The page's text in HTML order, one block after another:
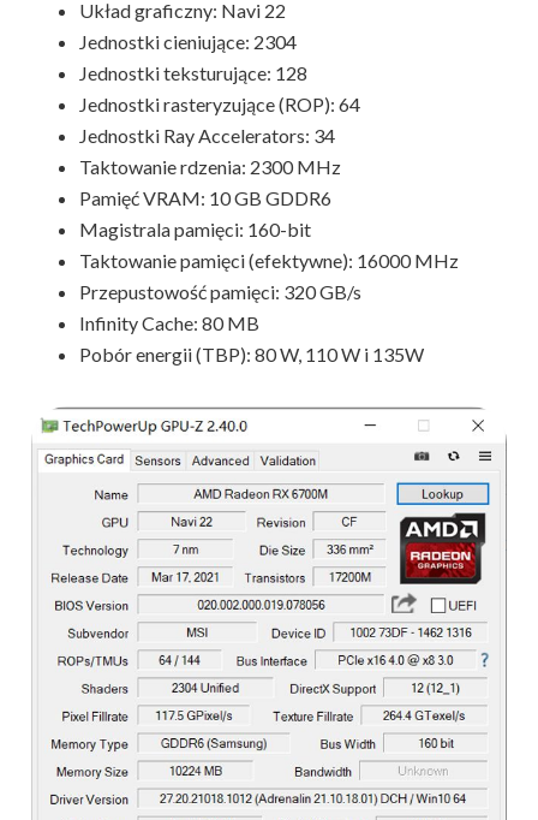
Układ graficzny: Navi 22
Jednostki cieniujące: 2304
Jednostki teksturujące: 128
Jednostki rasteryzujące (ROP): 64
Jednostki Ray Accelerators: 34
Taktowanie rdzenia: 2300 MHz
Pamięć VRAM: 10 GB GDDR6
Magistrala pamięci: 160-bit
Taktowanie pamięci (efektywne): 16000 MHz
Przepustowość pamięci: 320 GB/s
Infinity Cache: 80 MB
Pobór energii (TBP): 80 W, 110 W i 135W